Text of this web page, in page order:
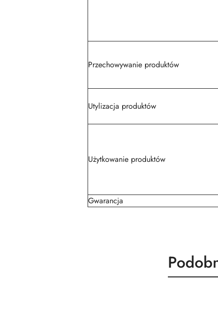
Przechowywanie produktów
Utylizacja produktów
Użytkowanie produktów
Gwarancja
o